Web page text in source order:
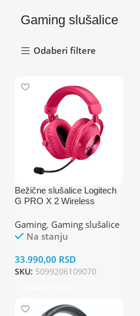
Gaming slušalice
Odaberi filtere
Bežične slušalice Logitech
G PRO X 2 Wireless
Gaming, Gaming slušalice
Na stanju
33.990,00 RSD
SKU: 5099206109070